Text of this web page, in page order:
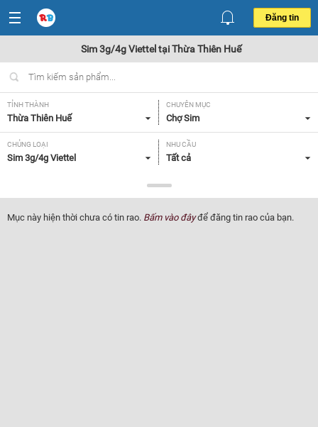
Đăng tin
Sim 3g/4g Viettel tại Thừa Thiên Huế
TỈNH THÀNH
Thừa Thiên Huế
CHUYÊN MỤC
Chợ Sim
CHỦNG LOẠI
Sim 3g/4g Viettel
NHU CẦU
Tất cả
Tất cả
Mục này hiện thời chưa có tin rao. Bấm vào đâyđể đăng tin rao của bạn.